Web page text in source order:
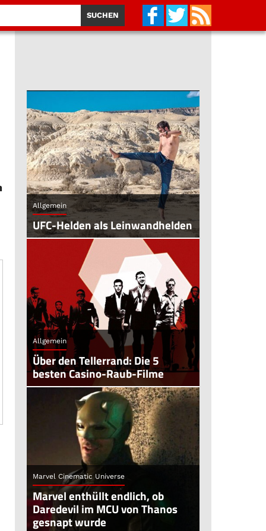
Allgemein
UFC-Helden als Leinwandhelden
Allgemein
Über den Tellerrand: Die 5
besten Casino-Raub-Filme
Marvel Cinematic Universe
Marvel enthüllt endlich, ob
Daredevil im MCU von Thanos
gesnapt wurde